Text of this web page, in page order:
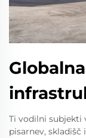
Ti vodilni subjekti
pisarnev, skladišč